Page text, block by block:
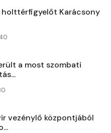
holttérfigyelőt Karácsony
a most szombati
vezénylő központjából